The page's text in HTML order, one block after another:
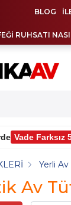
BLOG
RUHSATI
Vade Farksız
Av
Yerli